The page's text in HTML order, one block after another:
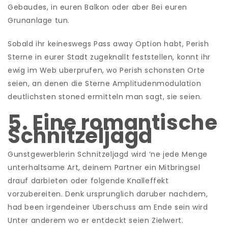
Gebaudes, in euren Balkon oder aber Bei euren
Grunanlage tun.
Sobald ihr keineswegs Pass away Option habt, Perish
Sterne in eurer Stadt zugeknallt feststellen, konnt ihr
ewig im Web uberprufen, wo Perish schonsten Orte
seien, an denen die Sterne Amplitudenmodulation
deutlichsten stoned ermitteln man sagt, sie seien.
5. Eine romantische
Schnitzeljagd
Gunstgewerblerin Schnitzeljagd wird ‘ne jede Menge
unterhaltsame Art, deinem Partner ein Mitbringsel
drauf darbieten oder folgende Knalleffekt
vorzubereiten. Denk ursprunglich daruber nachdem,
had been irgendeiner Uberschuss am Ende sein wird
Unter anderem wo er entdeckt seien Zielwert.